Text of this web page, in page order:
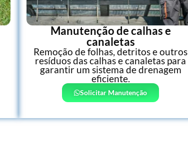
Manutenção de calhas e
canaletas
Remoção de folhas, detritos e outros
resíduos das calhas e canaletas para
garantir um sistema de drenagem
eficiente.
Solicitar Manutenção